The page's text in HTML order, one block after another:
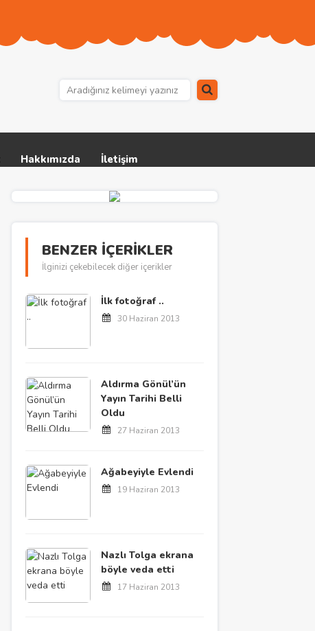
Hakkımızda İletişim
BENZER İÇERİKLER
İlginizi çekebilecek diğer içerikler
İlk fotoğraf ..
30 Haziran 2013
Aldırma Gönül’ün
Yayın Tarihi Belli
Oldu
27 Haziran 2013
Ağabeyiyle Evlendi
19 Haziran 2013
Nazlı Tolga ekrana
böyle veda etti
17 Haziran 2013